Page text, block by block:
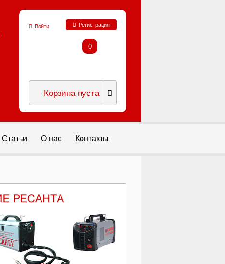
Войти Регистрация
0
Корзина пуста
Статьи О нас Контакты